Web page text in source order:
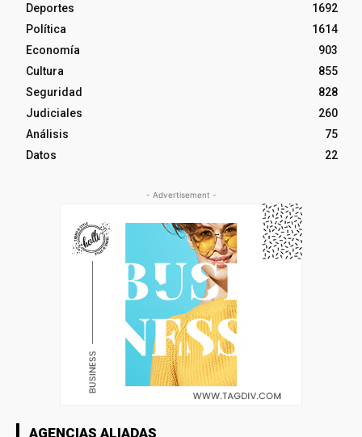
Deportes
1692
Política
1614
Economía
903
Cultura
855
Seguridad
828
Judiciales
260
Análisis
75
Datos
22
- Advertisement -
AGENCIAS ALIADAS